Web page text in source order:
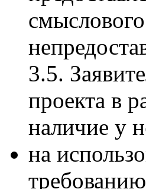
3.5.
проекта в
наличие у
на